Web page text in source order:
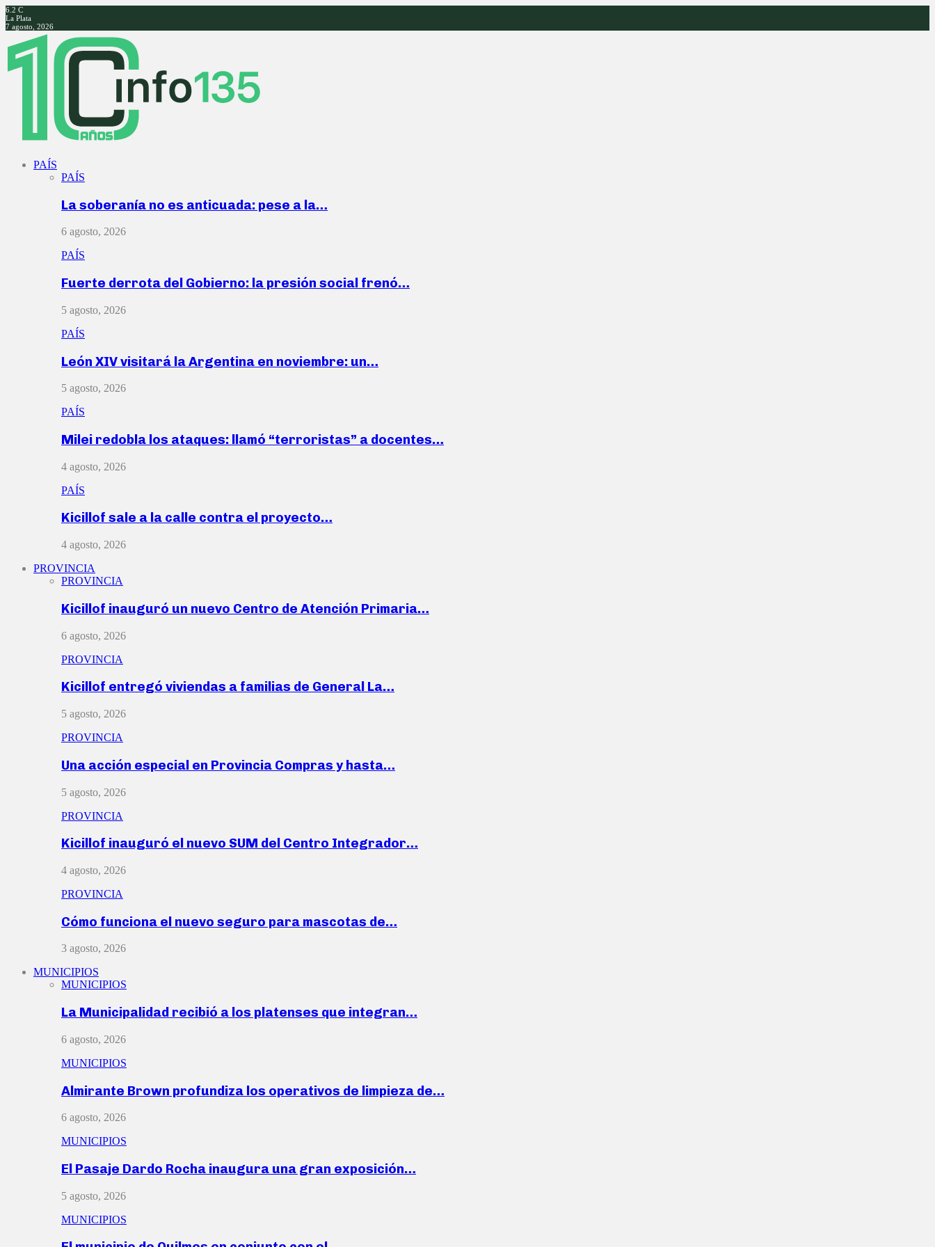
6.2 C
La Plata
7 agosto, 2026
Facebook
Twitter
Instagram
Youtube
PAÍS
PAÍS
La soberanía no es anticuada: pese a la…
6 agosto, 2026
PAÍS
Fuerte derrota del Gobierno: la presión social frenó…
5 agosto, 2026
PAÍS
León XIV visitará la Argentina en noviembre: un…
5 agosto, 2026
PAÍS
Milei redobla los ataques: llamó “terroristas” a docentes…
4 agosto, 2026
PAÍS
Kicillof sale a la calle contra el proyecto…
4 agosto, 2026
PROVINCIA
PROVINCIA
Kicillof inauguró un nuevo Centro de Atención Primaria…
6 agosto, 2026
PROVINCIA
Kicillof entregó viviendas a familias de General La…
5 agosto, 2026
PROVINCIA
Una acción especial en Provincia Compras y hasta…
5 agosto, 2026
PROVINCIA
Kicillof inauguró el nuevo SUM del Centro Integrador…
4 agosto, 2026
PROVINCIA
Cómo funciona el nuevo seguro para mascotas de…
3 agosto, 2026
MUNICIPIOS
MUNICIPIOS
La Municipalidad recibió a los platenses que integran…
6 agosto, 2026
MUNICIPIOS
Almirante Brown profundiza los operativos de limpieza de…
6 agosto, 2026
MUNICIPIOS
El Pasaje Dardo Rocha inaugura una gran exposición…
5 agosto, 2026
MUNICIPIOS